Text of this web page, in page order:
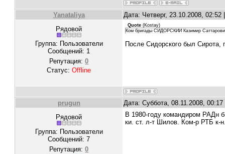
Yanataliya
Дата: Четверг, 23.10.2008,
Рядовой
Группа: Пользователи
Сообщений: 1
Репутация:0
Статус:Offline
Quote (Kostay)
Ком бригады СИДОРСКИЙ Казимир
После Сидорского был Сирота,
prugun
Дата: Суббота, 08.11.2008,
Рядовой
Группа: Пользователи
Сообщений:7
Репутация:0
В 1980-году командиром РАДн
ки. ст. л-т Шилов. Ком-р РТБ к-